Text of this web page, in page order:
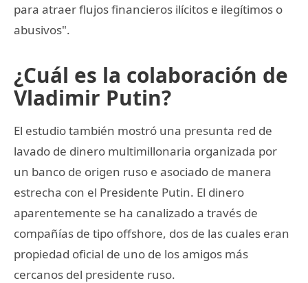
para atraer flujos financieros ilícitos e ilegítimos o
abusivos".
¿Cuál es la colaboración de
Vladimir Putin?
El estudio también mostró una presunta red de
lavado de dinero multimillonaria organizada por
un banco de origen ruso e asociado de manera
estrecha con el Presidente Putin. El dinero
aparentemente se ha canalizado a través de
compañías de tipo offshore, dos de las cuales eran
propiedad oficial de uno de los amigos más
cercanos del presidente ruso.